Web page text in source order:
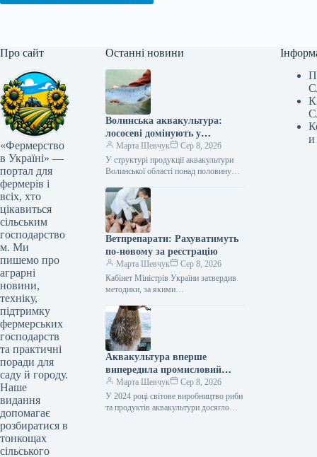
Про сайт
«Фермерство
в Україні» —
портал для
фермерів і
всіх, хто
цікавиться
сільським
господарство
м. Ми
пишемо про
аграрні
новини,
техніку,
підтримку
фермерських
господарств
та практичні
поради для
саду й городу.
Наше
видання
допомагає
розбиратися в
тонкощах
сільського
Останні новини
Волинська аквакультура:
лососеві домінують у
продукції
Марта Шевчук
Сер 8, 2026
У структурі продукції аквакультури
Волинської області понад половину
році їх виростили 226,9 т, що…
Ветпрепарати: Рахуватимуть
по-новому за реєстрацію
Марта Шевчук
Сер 8, 2026
Кабінет Міністрів України затвердив
методики, за якими
пов’язані з реєстрацією ветеринарних
лікарських засобів. Відповідна
постанова ухвалена…
Аквакультура вперше
випередила промисловий
вилов риби
Марта Шевчук
Сер 8, 2026
У 2024 році світове виробництво риби
та продуктів аквакультури досягло
и